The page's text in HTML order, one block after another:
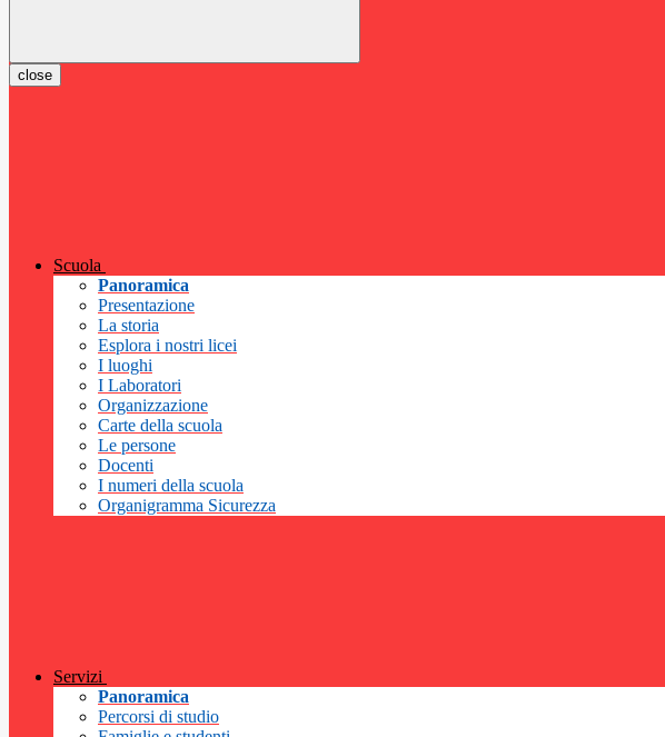
close
Scuola
Panoramica
Presentazione
La storia
Esplora i nostri licei
I luoghi
I Laboratori
Organizzazione
Carte della scuola
Le persone
Docenti
I numeri della scuola
Organigramma Sicurezza
Servizi
Panoramica
Percorsi di studio